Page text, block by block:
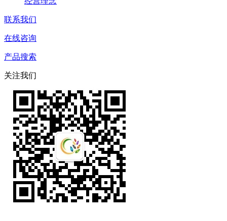
联系我们
在线咨询
产品搜索
关注我们